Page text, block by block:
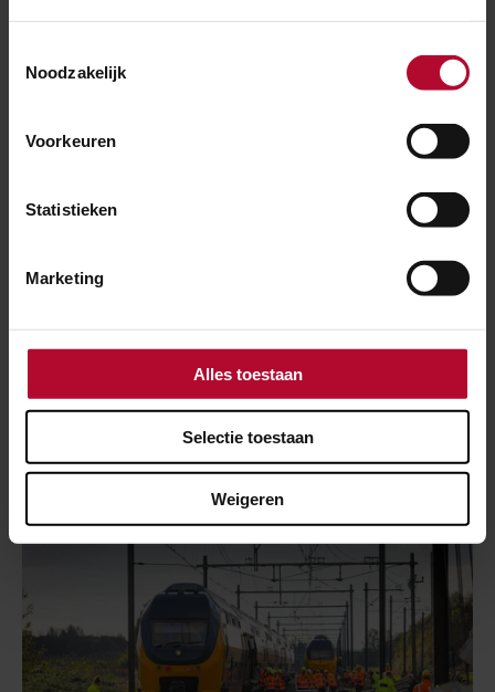
Noodzakelijk
Voorkeuren
Statistieken
Marketing
Alles toestaan
Selectie toestaan
Weigeren
Onderzoek
Meer nieuws